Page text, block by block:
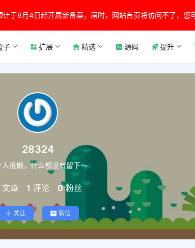
于8月4日起开展新备案，届时，网站首页将访问不了，您
子 扩展 精选 源码 提升
28324
人很懒，什么都没有留下～
文章 1 评论 0 粉丝
关注 私信